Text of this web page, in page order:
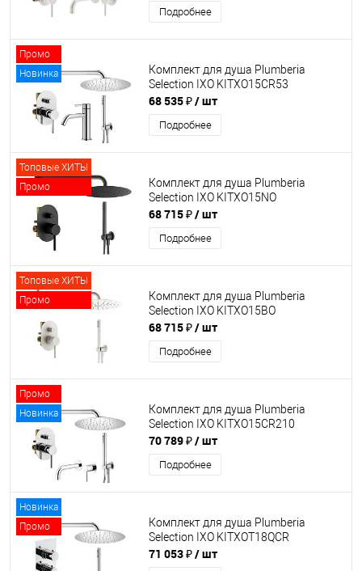
Подробнее
Промо
Новинка
Комплект для душа Plumberia
Selection IXO KITXO15CR53
68 535 ₽/ шт
Подробнее
Топовые ХИТЫ
Промо
Комплект для душа Plumberia
Selection IXO KITXO15NO
68 715 ₽/ шт
Подробнее
Топовые ХИТЫ
Промо
Комплект для душа Plumberia
Selection IXO KITXO15BO
68 715 ₽/ шт
Подробнее
Промо
Новинка
Комплект для душа Plumberia
Selection IXO KITXO15CR210
70 789 ₽/ шт
Подробнее
Новинка
Промо
Комплект для душа Plumberia
Selection IXO KITXOT18QCR
71 053 ₽/ шт